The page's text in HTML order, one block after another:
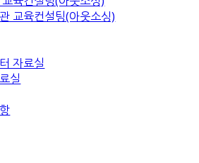
교육컨설팅(아웃소싱)
자료실
실